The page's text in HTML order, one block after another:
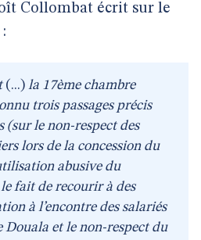
Collombat écrit sur le
:
(...) la 17ème chambre
trois passages précis
le non-respect des
lors de la concession du
abusive du
fait de recourir à des
à l’encontre des salariés
et le non-respect du